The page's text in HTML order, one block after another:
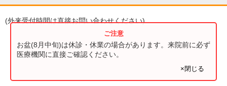
(外来受付時間は直接お問い合わせください)
お盆(8月中旬)は休診・休業の場合があります。来院前に必ず
医療機関に直接ご確認ください。
×閉じる